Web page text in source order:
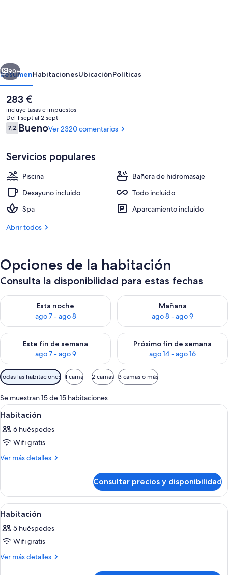
Punta
Cana,
Gourmet
All
Inclusive
Karisma
Vista aérea
Siguiente
90+
ResumenHabitacionesUbicaciónPolíticas
El
precio
actual
es
de
283 €
incluye tasas e impuestos
Del 1 sept al 2 sept
Comentarios
7,27,2 de 10
BuenoVer 2320 comentarios
Servicios populares
Piscina
Bañera de hidromasaje
Desayuno incluido
Todo incluido
Spa
Aparcamiento incluido
Abrir todos
Opciones de la habitación
Consulta la disponibilidad para estas fechas
Esta noche
ago 7 - ago 8
Consulta la disponibilidad para esta noche, ago 7 - ago 8
Mañana
ago 8 - ago 9
Consulta la disponibilidad
Este fin de semana
ago 7 - ago 9
Consulta la disponibilidad para este fin de semana, ago 7 -
Próximo fin de semana
ago 14 - ago 16
Consulta la disponibilidad
Filtros
disponibles
para
las
habitaciones
Todas las habitaciones 1 cama 2 camas 3 camas o más
Se muestran 15 de 15 habitaciones
Abrir
todas
las
fotos
de
Habitación de hotel con dos camas,
7
Habitación
6 huéspedes
Wifi gratis
Ver más detalles
Más
Consultar precios y disponibilidad
Abrir
todas
las
fotos
de
Una habitación de hotel moderna
5
Habitación
5 huéspedes
Wifi gratis
Ver más detalles
Más